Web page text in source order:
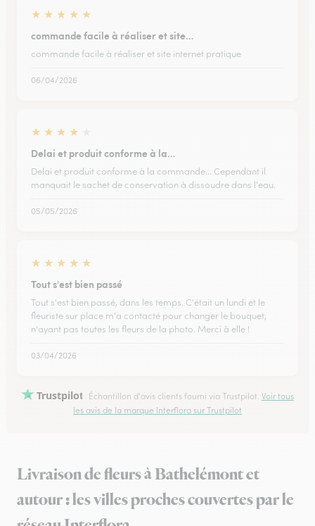
★ ★ ★ ★ ★
commande facile à réaliser et site…
commande facile à réaliser et site internet pratique
06/04/2026
★ ★ ★ ★
Delai et produit conforme à la…
Delai et produit conforme à la commande... Cependant il
manquait le sachet de conservation à dissoudre dans l'eau.
05/05/2026
★ ★ ★ ★ ★
Tout s'est bien passé
Tout s'est bien passé, dans les temps. C'était un lundi et le
fleuriste sur place m'a contacté pour changer le bouquet,
n'ayant pas toutes les fleurs de la photo. Merci à elle !
03/04/2026
Trustpilot Échantillon d'avis clients fourni via Trustpilot. Voir tous
les avis de la marque Interflora sur Trustpilot
Livraison de fleurs à Bathelémont et
autour : les villes proches couvertes par le